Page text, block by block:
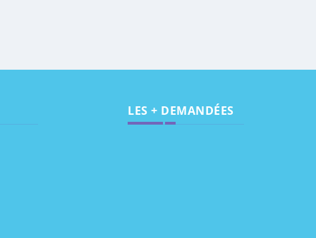
LES + DEMANDÉES